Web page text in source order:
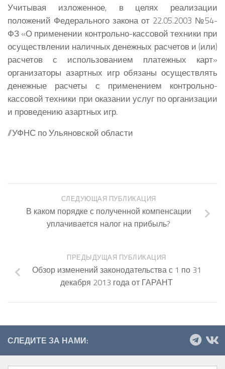
Учитывая изложенное, в целях реализации
положений Федерального закона от 22.05.2003 №54-
ФЗ «О применении контрольно-кассовой техники при
осуществлении наличных денежных расчетов и (или)
расчетов с использованием платежных карт»
организаторы азартных игр обязаны осуществлять
денежные расчеты с применением контрольно-
кассовой техники при оказании услуг по организации
и проведению азартных игр.
//УФНС по Ульяновской области
СЛЕДУЮЩАЯ ПУБЛИКАЦИЯ
В каком порядке с полученной компенсации
уплачивается налог на прибыль?
ПРЕДЫДУЩАЯ ПУБЛИКАЦИЯ
Обзор изменений законодательства с 1 по 31
декабря 2013 года от ГАРАНТ
СЛЕДИТЕ ЗА НАМИ: